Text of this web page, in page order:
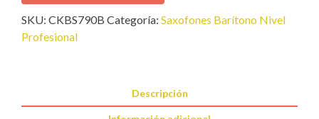
Series
Pro
Saxofón
cantidad
SKU: CKBS790B Categoría: Saxofones Barítono Nivel
Profesional
Descripción